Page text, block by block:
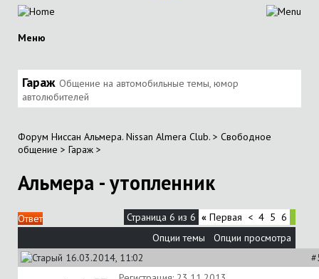
Меню
Гараж Общение на автомобильные темы, юмор
автолюбителей
Форум Ниссан Альмера. Nissan Almera Club. > Свободное
общение > Гараж >
Альмера - утопленник
Ответ Страница 6 из 6 « Первая < 4 5 6
Опции темы
Опции просмотра
16.03.2014, 11:02
#